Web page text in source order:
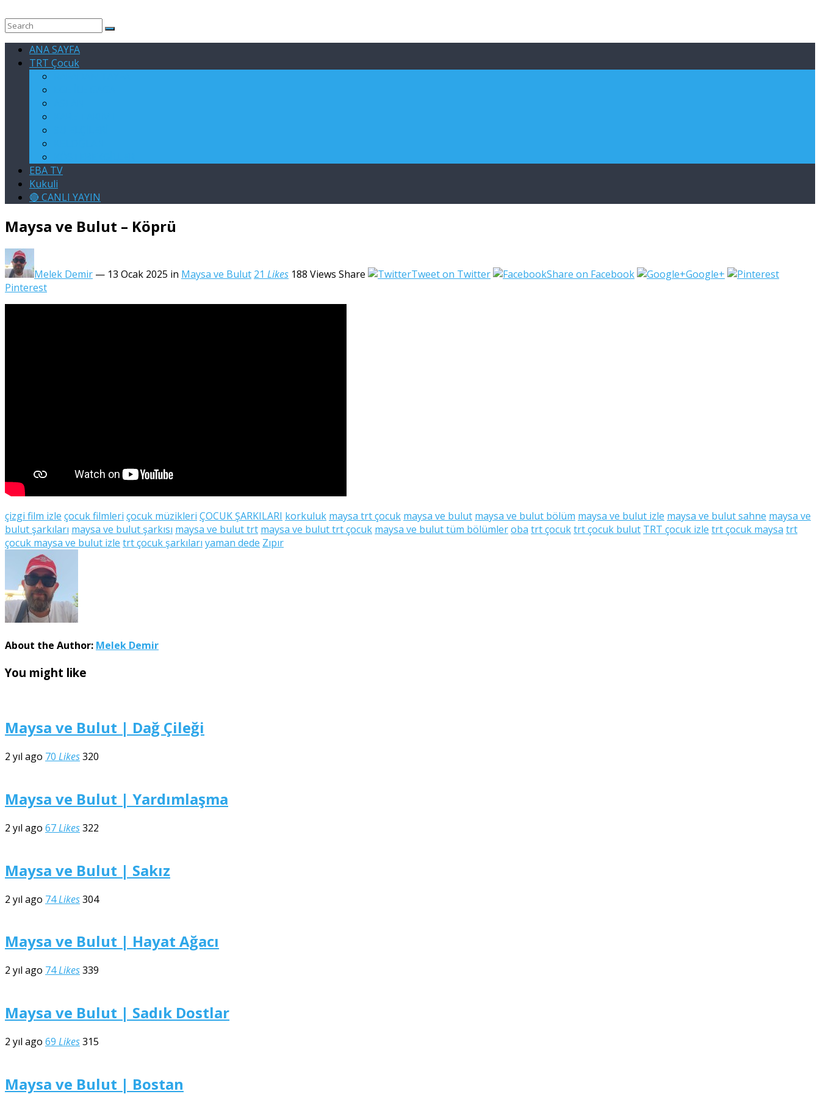
ANA SAYFA
TRT Çocuk
EBA TV
Kukuli
🔴 CANLI YAYIN
Maysa ve Bulut – Köprü
Melek Demir — 13 Ocak 2025 in Maysa ve Bulut 21 Likes 188 Views Share Tweet on Twitter Share on Facebook
Google+
Pinterest
çizgi film izle çocuk filmleri çocuk müzikleri ÇOCUK ŞARKILARI korkuluk maysa trt çocuk maysa ve bulut maysa ve bulut bölüm maysa ve bulut izle maysa ve bulut sahne maysa ve
bulut şarkıları maysa ve bulut şarkısı maysa ve bulut trt maysa ve bulut trt çocuk maysa ve bulut tüm bölümleroba trt çocuktrt çocuk bulut TRT çocuk izle trt çocuk maysa trt
çocuk maysa ve bulut izle trt çocuk şarkıları yaman dede Zıpır
About the Author: Melek Demir
You might like
Maysa ve Bulut | Dağ Çileği
2 yıl ago 70 Likes320
Maysa ve Bulut | Yardımlaşma
2 yıl ago 67Likes322
Maysa ve Bulut | Sakız
2 yıl ago 74Likes304
Maysa ve Bulut | Hayat Ağacı
2 yıl ago 74Likes339
Maysa ve Bulut | Sadık Dostlar
2 yıl ago 69 Likes315
Maysa ve Bulut | Bostan